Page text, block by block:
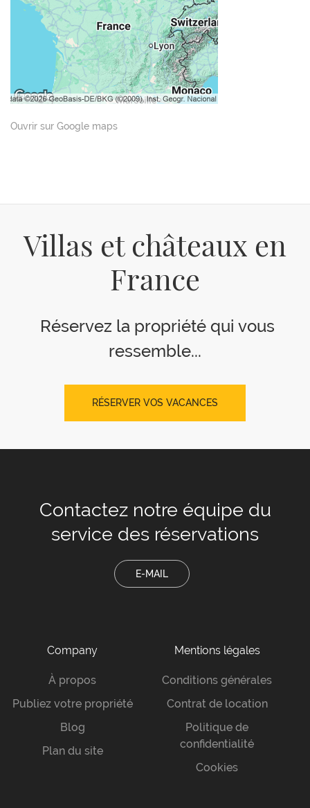
Ouvrir sur Google maps
Villas et châteaux en
France
Réservez la propriété qui vous
ressemble...
RÉSERVER VOS VACANCES
Contactez notre équipe du
service des réservations
E-MAIL
Company
À propos
Publiez votre propriété
Blog
Plan du site
Mentions légales
Conditions générales
Contrat de location
Politique de
confidentialité
Cookies